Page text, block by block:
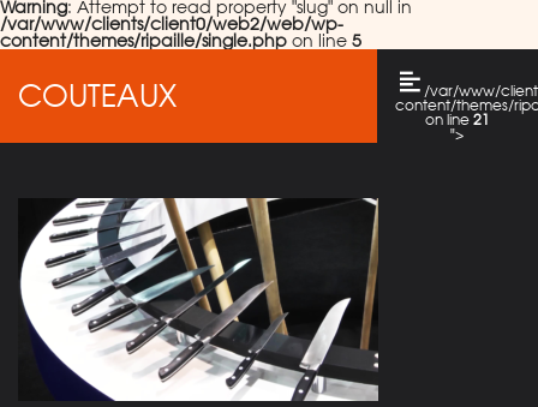
Warning: Attempt to read property "slug" on null in
/var/www/clients/client0/web2/web/wp-
content/themes/ripaille/single.php on line 5
COUTEAUX
/var/www/
content/themes/
on line 21
">